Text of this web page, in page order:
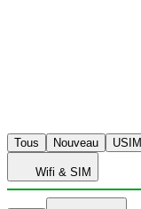
Tous Nouveau USIM
Wifi & SIM